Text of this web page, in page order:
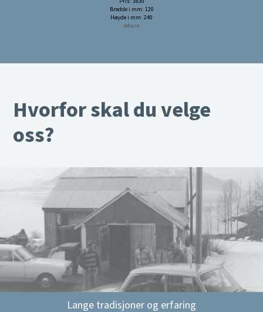
Bredde i mm: 120
Høyde i mm: 240
return
Hvorfor skal du velge
oss?
Lange tradisjoner og erfaring